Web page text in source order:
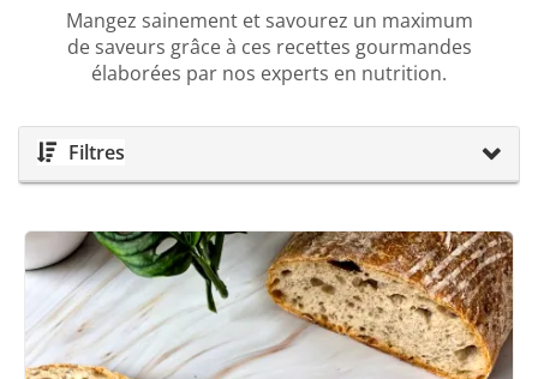
Mangez sainement et savourez un maximum
de saveurs grâce à ces recettes gourmandes
élaborées par nos experts en nutrition.
Filtres